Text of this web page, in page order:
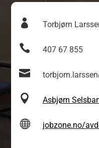
 Torbjørn
 407 67 855

 Asbjørn
 jobzone.no/